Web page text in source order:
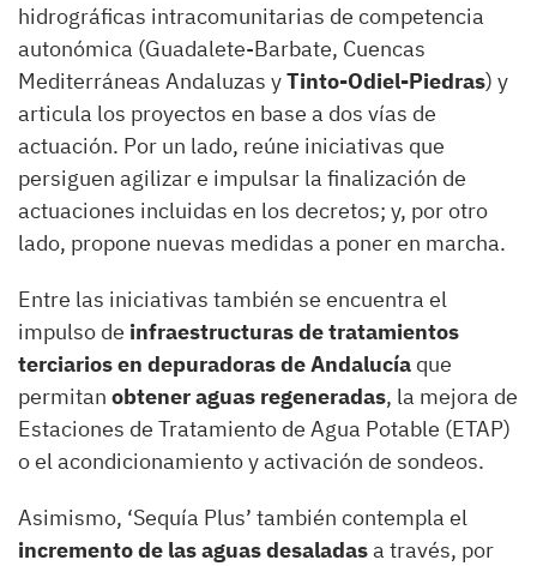
hidrográficas intracomunitarias de competencia
autonómica (Guadalete-Barbate, Cuencas
Mediterráneas Andaluzas yTinto-Odiel-Piedras) y
articula los proyectos en base a dos vías de
actuación. Por un lado, reúne iniciativas que
persiguen agilizar e impulsar la finalización de
actuaciones incluidas en los decretos; y, por otro
lado, propone nuevas medidas a poner en marcha.
Entre las iniciativas también se encuentra el
impulso de infraestructuras de tratamientos
terciarios en depuradoras de Andalucía que
permitan obtener aguas regeneradas, la mejora de
Estaciones de Tratamiento de Agua Potable (ETAP)
o el acondicionamiento y activación de sondeos.
Asimismo, ‘Sequía Plus’ también contempla el
incremento de las aguas desaladasa través, por